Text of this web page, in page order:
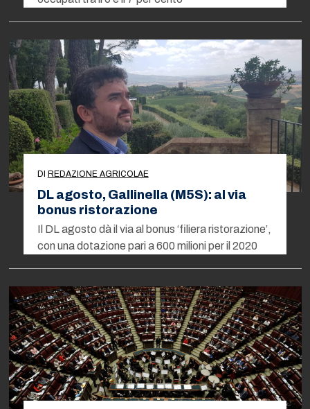
DI REDAZIONE AGRICOLAE
DL agosto, Gallinella (M5S): al via
bonus ristorazione
Il DL agosto dà il via al bonus ‘filiera ristorazione’,
con una dotazione pari a 600 milioni per il 2020